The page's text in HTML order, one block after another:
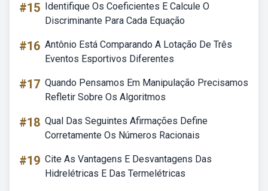
#15 Identifique Os Coeficientes E Calcule O
Discriminante Para Cada Equação
#16 Antônio Está Comparando A Lotação De Três
Eventos Esportivos Diferentes
#17 Quando Pensamos Em Manipulação Precisamos
Refletir Sobre Os Algoritmos
#18 Qual Das Seguintes Afirmações Define
Corretamente Os Números Racionais
#19 Cite As Vantagens E Desvantagens Das
Hidrelétricas E Das Termelétricas